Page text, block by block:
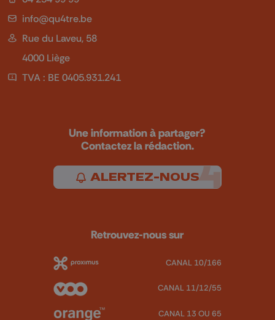
info@qu4tre.be
Rue du Laveu, 58
4000 Liège
TVA : BE 0405.931.241
Une information à partager?
Contactez la rédaction.
ALERTEZ-NOUS
Retrouvez-nous sur
CANAL 10/166
CANAL 11/12/55
CANAL 13 OU 65